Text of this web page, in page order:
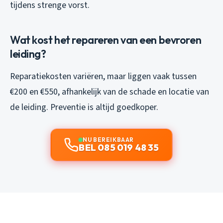
tijdens strenge vorst.
Wat kost het repareren van een bevroren
leiding?
Reparatiekosten variëren, maar liggen vaak tussen
€200 en €550, afhankelijk van de schade en locatie van
de leiding. Preventie is altijd goedkoper.
NU BEREIKBAAR
BEL 085 019 48 35